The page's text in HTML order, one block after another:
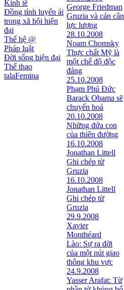
Kinh tế
Đồng tính luyến ái
trong xã hội hiện
đại
Thế hệ @
Pháp luật
Đời sống hiện đại
Thể thao
talaFemina
George Friedman
Gruzia và cán cân
lực lượng
28.10.2008
Noam Chomsky
Thực chất Mỹ là
một chế độ độc
đảng
25.10.2008
Phạm Phú Đức
Barack Obama sẽ
chuyển hoá
20.10.2008
Những đứa con
của thiên đường
16.10.2008
Jonathan Littell
Ghi chép từ
Gruzia
16.10.2008
Jonathan Littell
Ghi chép từ
Gruzia
29.9.2008
Xavier
Monthéard
Lào: Sự ra đời
của một nút giao
thông khu vực
24.9.2008
Yasser Arafat: Từ